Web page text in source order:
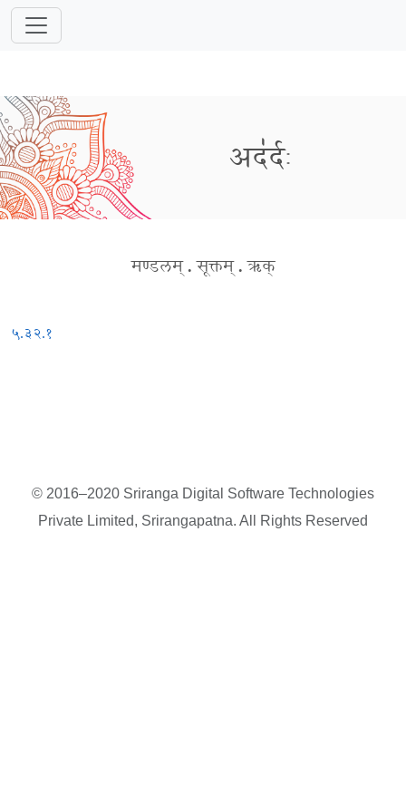
अद॑र्दः
मण्डलम् . सूक्तम् . ऋक्
५.३२.१
© 2016–2020 Sriranga Digital Software Technologies
Private Limited, Srirangapatna. All Rights Reserved